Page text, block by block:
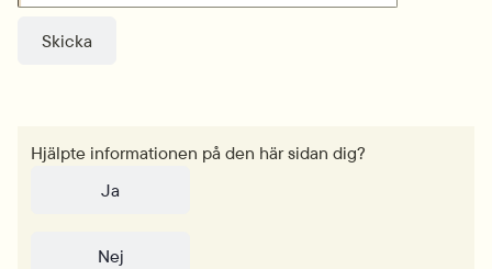
Hjälpte informationen på den här sidan dig?
Ja
Nej